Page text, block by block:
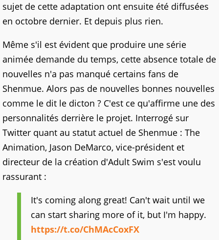
sujet de cette adaptation ont ensuite été diffusées
en octobre dernier. Et depuis plus rien.
Même s'il est évident que produire une série
animée demande du temps, cette absence totale de
nouvelles n'a pas manqué certains fans de
Shenmue. Alors pas de nouvelles bonnes nouvelles
comme le dit le dicton ? C'est ce qu'affirme une des
personnalités derrière le projet. Interrogé sur
Twitter quant au statut actuel de Shenmue : The
Animation, Jason DeMarco, vice-président et
directeur de la création d'Adult Swim s'est voulu
rassurant :
It's coming along great! Can't wait until we
can start sharing more of it, but I'm happy.
https://t.co/ChMAcCoxFX